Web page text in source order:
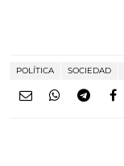
POLÍTICA SOCIEDAD